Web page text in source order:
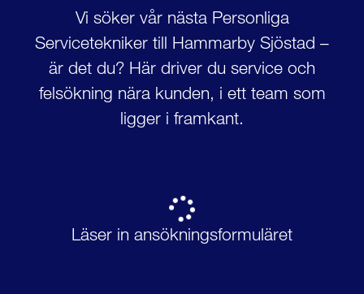
Vi söker vår nästa Personliga
Servicetekniker till Hammarby Sjöstad –
är det du? Här driver du service och
felsökning nära kunden, i ett team som
ligger i framkant.
Läser in ansökningsformuläret